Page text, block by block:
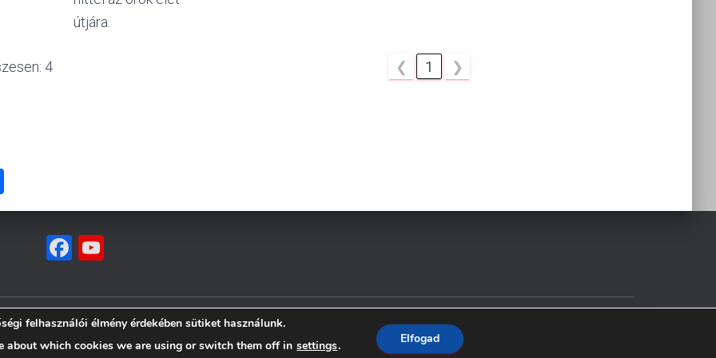
útjára.
4 ❮ 1 ❯
ss
e
g
F
ce
b
o
u
T
u
MAGUNKRÓL
felhasználói élmény érdekében sütiket használunk.
about which cookies we are using or switch them off in settings. Elfogad